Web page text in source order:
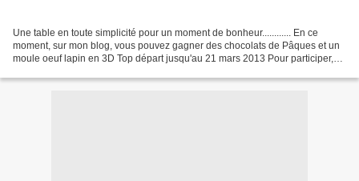
Une table en toute simplicité pour un moment de bonheur............ En ce
moment, sur mon blog, vous pouvez gagner des chocolats de Pâques et un
moule oeuf lapin en 3D Top départ jusqu'au 21 mars 2013 Pour participer,